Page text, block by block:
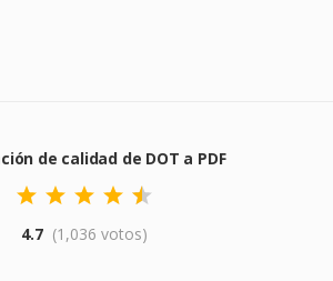
de calidad de DOT a PDF
4.7 (1,036 votos)